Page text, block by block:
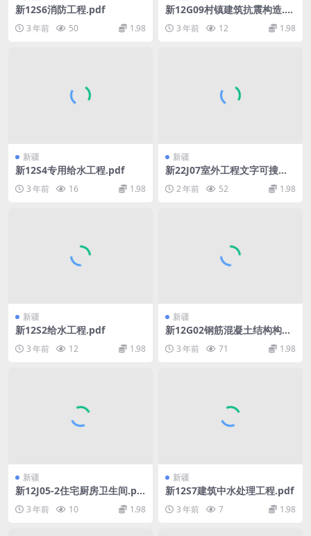
新12S6消防工程.pdf
3 年前 50 1.98
新12G09村镇建筑抗震构造.p
3 年前 12 1.98
新疆
新12S4专用给水工程.pdf
3 年前 16 1.98
新疆
新22J07室外工程文字可搜索
2 年前 52 1.98
新疆
新12S2给水工程.pdf
3 年前 12 1.98
新疆
新12G02钢筋混凝土结构构造.
3 年前 71 1.98
新疆
新12J05-2住宅厨房卫生间.pd
3 年前 10 1.98
新疆
新12S7建筑中水处理工程.pdf
3 年前 7 1.98